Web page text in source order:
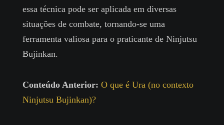
essa técnica pode ser aplicada em diversas
situações de combate, tornando-se uma
ferramenta valiosa para o praticante de Ninjutsu
Bujinkan.
Conteúdo Anterior: O que é Ura (no contexto
Ninjutsu Bujinkan)?